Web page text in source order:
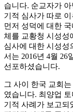
습니다. 순교자가
기적 심사가 따로 이
먼저 성덕에 대한
체를 교황청 시성성
심사에 대한 시성성
서는 2016년 4월 26
선포하셨습니다.
그 사이 한국 교회
였습니다. 최양업
기적 사례가 보고되